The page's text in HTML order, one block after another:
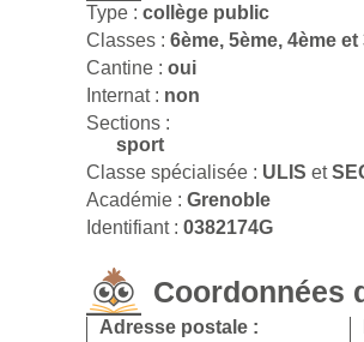
Type : collège public
Classes : 6ème, 5ème, 4ème et
Cantine : oui
Internat : non
Sections :
sport
Classe spécialisée : ULIS et
Académie : Grenoble
Identifiant : 0382174G
Coordonnées
Adresse postale :